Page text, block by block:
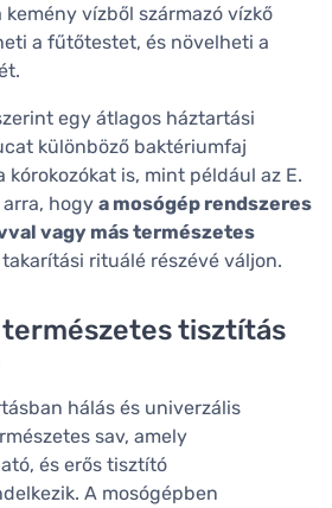
vízből származó vízkő
a fűtőtestet, és növelheti a
egy átlagos háztartási
különböző baktériumfaj
is, mint például az E.
hogy a mosógép rendszeres
vagy más természetes
rituálé részévé váljon.
természetes tisztítás
hálás és univerzális
sav, amely
és erős tisztító
A mosógépben